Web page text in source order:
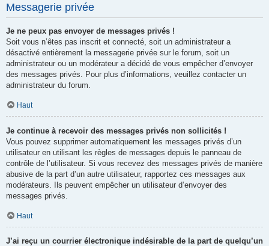
Messagerie privée
Je ne peux pas envoyer de messages privés !
Soit vous n’êtes pas inscrit et connecté, soit un administrateur a
désactivé entièrement la messagerie privée sur le forum, soit un
administrateur ou un modérateur a décidé de vous empêcher d’envoyer
des messages privés. Pour plus d’informations, veuillez contacter un
administrateur du forum.
Haut
Je continue à recevoir des messages privés non sollicités !
Vous pouvez supprimer automatiquement les messages privés d’un
utilisateur en utilisant les règles de messages depuis le panneau de
contrôle de l’utilisateur. Si vous recevez des messages privés de manière
abusive de la part d’un autre utilisateur, rapportez ces messages aux
modérateurs. Ils peuvent empêcher un utilisateur d’envoyer des
messages privés.
Haut
J’ai reçu un courrier électronique indésirable de la part de quelqu’un